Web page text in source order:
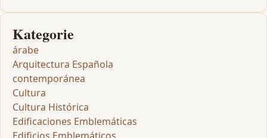
Kategorie
árabe
Arquitectura Española
contemporánea
Cultura
Cultura Histórica
Edificaciones Emblemáticas